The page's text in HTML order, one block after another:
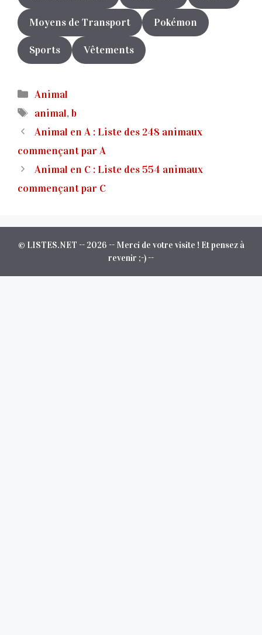
Moyens de Transport Pokémon
Sports Vêtements
Catégories
Animal
Étiquettes
animal,b
Animal en A : Liste des 248 animaux
commençant par A
Animal en C : Liste des 554 animaux
commençant par C
© LISTES.NET -- 2026 -- Merci de votre visite ! Et pensez à
revenir ;-) --